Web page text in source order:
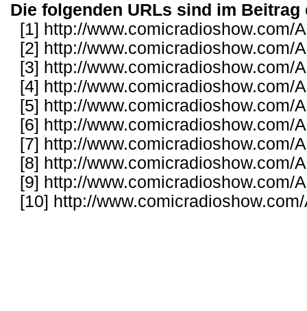
Die folgenden URLs sind im Beitrag
[1] http://www.comicradioshow.com/
[2] http://www.comicradioshow.com/
[3] http://www.comicradioshow.com/
[4] http://www.comicradioshow.com/
[5] http://www.comicradioshow.com/
[6] http://www.comicradioshow.com/
[7] http://www.comicradioshow.com/
[8] http://www.comicradioshow.com/
[9] http://www.comicradioshow.com/
[10] http://